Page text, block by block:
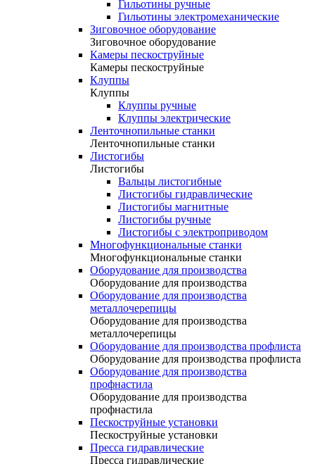
Гильотины ручные
Гильотины электромеханические
Зиговочное оборудование
Зиговочное оборудование
Камеры пескоструйные
Камеры пескоструйные
Клуппы
Клуппы
Клуппы ручные
Клуппы электрические
Ленточнопильные станки
Ленточнопильные станки
Листогибы
Листогибы
Вальцы листогибные
Листогибы гидравлические
Листогибы магнитные
Листогибы ручные
Листогибы с электроприводом
Многофункциональные станки
Многофункциональные станки
Оборудование для производства
Оборудование для производства
Оборудование для производства
металлочерепицы
Оборудование для производства
металлочерепицы
Оборудование для производства профлиста
Оборудование для производства профлиста
Оборудование для производства
профнастила
Оборудование для производства
профнастила
Пескоструйные установки
Пескоструйные установки
Пресса гидравлические
Пресса гидравлические